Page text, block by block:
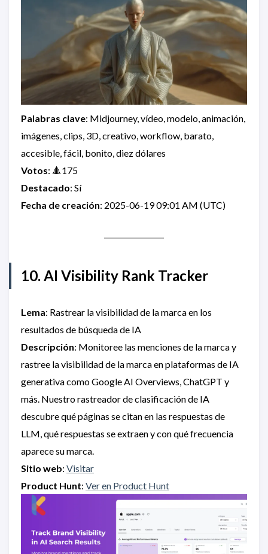
Palabras clave: Midjourney, vídeo, modelo, animación,
imágenes, clips, 3D, creativo, workflow, barato,
accesible, fácil, bonito, diez dólares
Votos: 🔺175
Destacado: Sí
Fecha de creación: 2025-06-19 09:01 AM (UTC)
10. AI Visibility Rank Tracker
Lema: Rastrear la visibilidad de la marca en los
resultados de búsqueda de IA
Descripción: Monitoree las menciones de la marca y
rastree la visibilidad de la marca en plataformas de IA
generativa como Google AI Overviews, ChatGPT y
más. Nuestro rastreador de clasificación de IA
descubre qué páginas se citan en las respuestas de
LLM, qué respuestas se extraen y con qué frecuencia
aparece su marca.
Sitio web: Visitar
Product Hunt: Ver en Product Hunt